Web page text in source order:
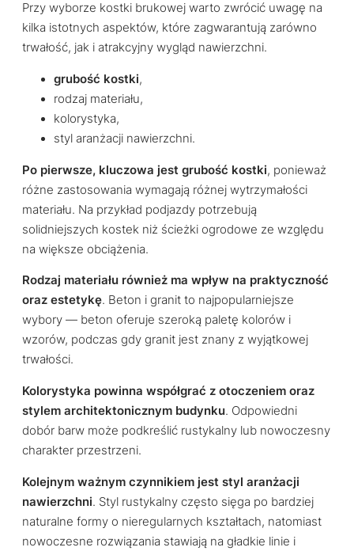
Przy wyborze kostki brukowej warto zwrócić uwagę na
kilka istotnych aspektów, które zagwarantują zarówno
trwałość, jak i atrakcyjny wygląd nawierzchni.
grubość kostki,
rodzaj materiału,
kolorystyka,
styl aranżacji nawierzchni.
Po pierwsze, kluczowa jest grubość kostki, ponieważ
różne zastosowania wymagają różnej wytrzymałości
materiału. Na przykład podjazdy potrzebują
solidniejszych kostek niż ścieżki ogrodowe ze względu
na większe obciążenia.
Rodzaj materiału również ma wpływ na praktyczność
oraz estetykę. Beton i granit to najpopularniejsze
wybory — beton oferuje szeroką paletę kolorów i
wzorów, podczas gdy granit jest znany z wyjątkowej
trwałości.
Kolorystyka powinna współgrać z otoczeniem oraz
stylem architektonicznym budynku. Odpowiedni
dobór barw może podkreślić rustykalny lub nowoczesny
charakter przestrzeni.
Kolejnym ważnym czynnikiem jest styl aranżacji
nawierzchni. Styl rustykalny często sięga po bardziej
naturalne formy o nieregularnych kształtach, natomiast
nowoczesne rozwiązania stawiają na gładkie linie i